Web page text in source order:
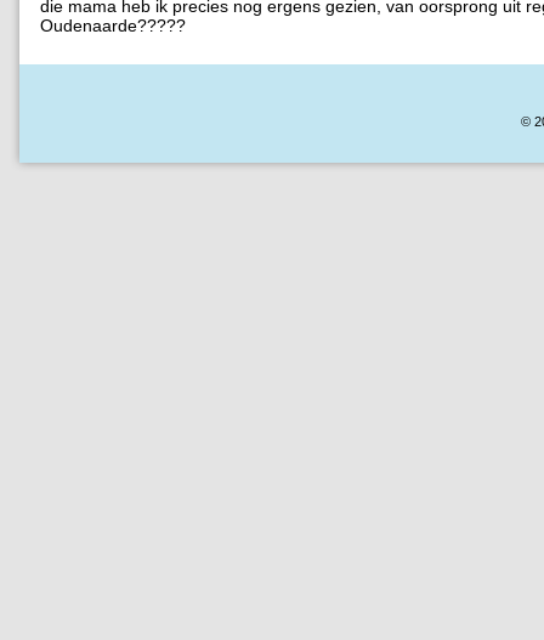
die mama heb ik precies nog ergens gezien, van oorsprong uit
Oudenaarde?????
©